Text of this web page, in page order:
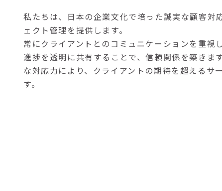
私たちは、日本の企業文化で培った誠実な顧客対
ェクト管理を提供します。
常にクライアントとのコミュニケーションを重視
進捗を透明に共有することで、信頼関係を築きま
な対応力により、クライアントの期待を超えるサ
す。